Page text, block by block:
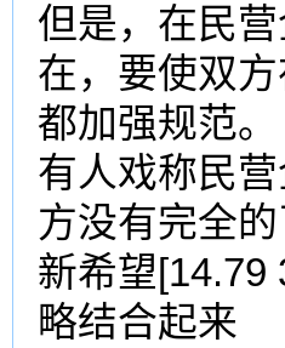
但是，在民
在，要使双
都加强规范。
有人戏称民
方没有完全
新希望[14.79
略结合起来